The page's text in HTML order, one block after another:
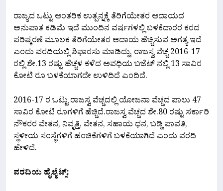
ರಾಜ್ಯದ ಒಟ್ಟು ಆಂತರಿಕ ಉತ್ಪನ್ನಕ್ಕೆ ತೆರಿಗೆಯೇತರ ಆದಾಯದ
ಅನುಪಾತ ಕಡಿಮೆ ಇದೆ ಮುಂದಿನ ವರ್ಷಗಳಲ್ಲಿ ಬಳಕೆದಾರರ ಕರದ
ಪರಿಷ್ಕರಣೆ ಮೂಲಕ ತೆರಿಗೆಯೇತರ ಆದಾಯ ಹೆಚ್ಚಿಸುವ ಅಗತ್ಯ ಇದೆ
ಎಂದು ವರದಿಯಲ್ಲಿ ಶಿಫಾರಸು ಮಾಡಿದ್ದು, ರಾಜಸ್ವ ವೆಚ್ಚ 2016-17
ರಲ್ಲಿ ಶೇ.13 ರಷ್ಟು ಹೆಚ್ಚಳ ಕಳೆದ ಅವಧಿಯ ಬಜೆಟ್ ನಲ್ಲಿ 13 ಸಾವಿರ
ಕೋಟಿ ರೂ ಬಳಕೆಯಾಗದೇ ಉಳಿದಿದೆ ಎಂದಿದೆ.
2016-17 ರ ಒಟ್ಟು ರಾಜಸ್ವ ವೆಚ್ಚದಲ್ಲಿ ಯೋಜನಾ ವೆಚ್ಚದ ಪಾಲು 47
ಸಾವಿರ ಕೋಟಿ ರೂಗಳಿಗೆ ಹೆಚ್ಚಿದೆ.ರಾಜಸ್ವ ವೆಚ್ಚದ ಶೇ.80 ರಷ್ಟು ಸರ್ಕಾರಿ
ನೌಕರರ ವೇತನ, ನಿವೃತ್ತಿ, ವೇತನ, ಸಹಾಯ ಧನ, ಬಡ್ಡಿ ಪಾವತಿ,
ಸ್ಥಳೀಯ ಸಂಸ್ಥೆಗಳಿಗೆ ಹಂಚಿಕೆಗಳಿಗೆ ಬಳಕೆಯಾಗಿದೆ ಎಂದು ವರದಿ
ಹೇಳಿದೆ.
ವರದಿಯ ಹೈಲೈಟ್ಸ್: